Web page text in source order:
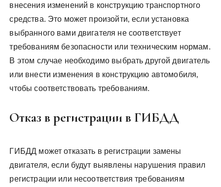
внесения изменений в конструкцию транспортного
средства. Это может произойти‚ если установка
выбранного вами двигателя не соответствует
требованиям безопасности или техническим нормам.
В этом случае необходимо выбрать другой двигатель
или внести изменения в конструкцию автомобиля‚
чтобы соответствовать требованиям.
Отказ в регистрации в ГИБДД
ГИБДД может отказать в регистрации замены
двигателя‚ если будут выявлены нарушения правил
регистрации или несоответствия требованиям